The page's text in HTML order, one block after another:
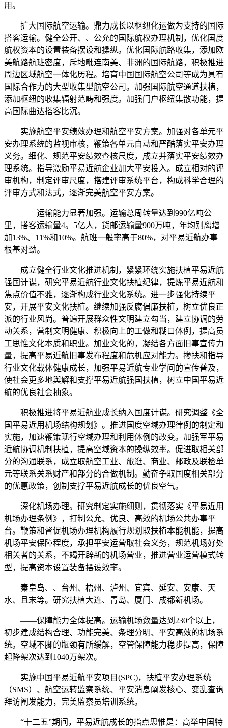
用。
扩大国际航空运输。鼎力成长以枢纽化运做为支持的国际
搭客运输。健全公开、、公允的国际航权办理机制，优化国度
航权资本的设置装备摆设和操纵。优化国际航路收集，添加欧
美航路航班密度，斥地毗连南美、非洲的国际航路，积极推进
周边区域航空一体化历程。培育中国国际航空公司等成为具有
国际合作力的大型收集型航空公司。加强国际航空通道扶植，
添加枢纽的收集辐射范畴和强度。加强门户枢纽集散功能，提
高国际曲达搭客比沉。
实施航空平安绩效办理和航空平安方案。加强对各单元平
安办理系统的监视审核，鞭策各单元自动和严酷落实平安办理
义务。细化、规范平安绩效查核尺度，成立并落实平安绩效办
理系统。指导激励平易近航企业加大平安投入。成立相对的评
审机构，制定评审尺度，搭建评审系统平台，构成科学合理的
评审方式和法式，逐渐完美航空平安方案。
——运输能力显著加强。运输总周转量达到990亿吨公
里，搭客运输量4。5亿人，货邮运输量900万吨，年均别离增
加13%、11%和10%。航班一般率高于80%，对平易近航办事
根基对劲。
成立健全行业文化推进机制，紧紧环绕实施扶植平易近航
强国计谋，研究平易近航行业文化扶植纪律，提炼平易近航和
焦点价值不雅，逐渐构成行业文化系统。进一步强化持续平
安，开展平安文化扶植。继续加强反腐倡廉扶植，树立优良正
派的行业风尚。普遍开展群众性文明建立勾当，建立协调的劳
动关系，营制文明健康、积极向上的工做和糊口体例，提高员
工思惟文化本质和职业。加业文化的，凝结各方面旧事宣传力
量，提高平易近航旧事发布程度和危机应对能力。搀扶和指导
行业文化载体健康成长，加强平易近航专业学问的宣传普及，
使社会更多地舆解和支撑平易近航强国扶植，树立中国平易近
航的优良社会抽象。
积极推进将平易近航业成长纳入国度计谋。研究调整《全
国平易近用机场结构规划》。推进国度空域办理律例的制定和
实施，加速鞭策现行空域办理和利用体例的改变。加强军平易
近航协调机制扶植，提高空域资本的操纵效率。促进取相关部
分的沟通联系，成立取航空工业、旅逛、商业、邮政及联检单
元等联系关系财产和部分的合做机制。勤奋争取国度相关部分
的优惠政策，创制支撑平易近航成长的优良空气。
深化机场办理。研究制定实施细则，贯彻落实《平易近用
机场办理条例》，打制公允、优良、高效的机场公共办事平
台。鞭策和督促机场办理机构履行规划取扶植本能机能，提高
机场平安保障程度，承担平安运营取社会义务，规范机场好处
相关者的关系，不竭开辟新的机场营业，推进营业运营模式转
型，提高资本设置装备摆设效率。
秦皇岛、、台州、梧州、泸州、宜宾、延安、安康、天
水、且末等。研究扶植大连、青岛、厦门、成都新机场。
——保障能力全体提高。运输机场数量达到230个以上，
初步建成结构合理、功能完美、条理分明、平安高效的机场系
统。空域不脚的瓶颈有所缓解，空管保障能力稳步提高，保障
起降架次达到1040万架次。
实施中国平易近航平安项目(SPC)，扶植平安办理系统
（SMS）、航空运转监察系统、平安消息阐发核心、变乱查询
拜访阐发能力，完美监察员培训系统。
“十二五”期间，平易近航成长的指点思惟是：高举中国特